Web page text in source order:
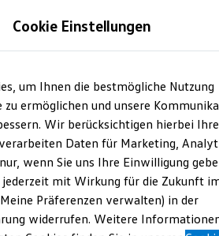
Fahrzeuge
Cookie Einstellungen
um Ihnen die bestmögliche Nutzung
zu ermöglichen und unsere
Wir berücksichtigen hierbei Ihre
Daten für Marketing,
wenn Sie uns Ihre Einwilligung
jederzeit mit Wirkung für die Zukunft
Präferenzen verwalten) in der
widerrufen. Weitere